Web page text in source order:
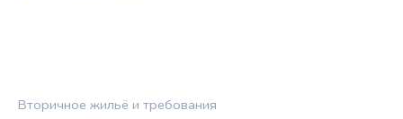
Вторичное жильё и требования